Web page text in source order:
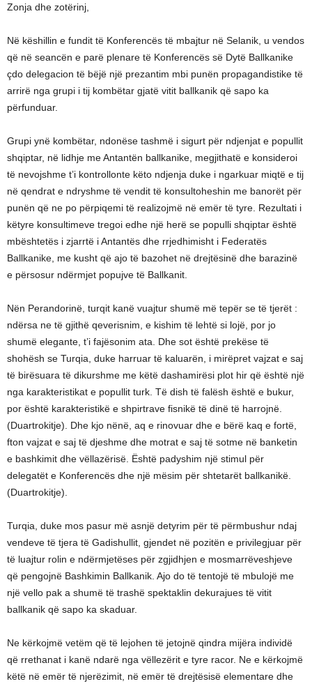
Zonja dhe zotërinj,
Në këshillin e fundit të Konferencës të mbajtur në Selanik, u vendos
që në seancën e parë plenare të Konferencës së Dytë Ballkanike
çdo delegacion të bëjë një prezantim mbi punën propagandistike të
arrirë nga grupi i tij kombëtar gjatë vitit ballkanik që sapo ka
përfunduar.
Grupi ynë kombëtar, ndonëse tashmë i sigurt për ndjenjat e popullit
shqiptar, në lidhje me Antantën ballkanike, megjithatë e konsideroi
të nevojshme t’i kontrollonte këto ndjenja duke i ngarkuar miqtë e tij
në qendrat e ndryshme të vendit të konsultoheshin me banorët për
punën që ne po përpiqemi të realizojmë në emër të tyre. Rezultati i
këtyre konsultimeve tregoi edhe një herë se populli shqiptar është
mbështetës i zjarrtë i Antantës dhe rrjedhimisht i Federatës
Ballkanike, me kusht që ajo të bazohet në drejtësinë dhe barazinë
e përsosur ndërmjet popujve të Ballkanit.
Nën Perandorinë, turqit kanë vuajtur shumë më tepër se të tjerët :
ndërsa ne të gjithë qeverisnim, e kishim të lehtë si lojë, por jo
shumë elegante, t’i fajësonim ata. Dhe sot është prekëse të
shohësh se Turqia, duke harruar të kaluarën, i mirëpret vajzat e saj
të birësuara të dikurshme me këtë dashamirësi plot hir që është një
nga karakteristikat e popullit turk. Të dish të falësh është e bukur,
por është karakteristikë e shpirtrave fisnikë të dinë të harrojnë.
(Duartrokitje). Dhe kjo nënë, aq e rinovuar dhe e bërë kaq e fortë,
fton vajzat e saj të djeshme dhe motrat e saj të sotme në banketin
e bashkimit dhe vëllazërisë. Është padyshim një stimul për
delegatët e Konferencës dhe një mësim për shtetarët ballkanikë.
(Duartrokitje).
Turqia, duke mos pasur më asnjë detyrim për të përmbushur ndaj
vendeve të tjera të Gadishullit, gjendet në pozitën e privilegjuar për
të luajtur rolin e ndërmjetëses për zgjidhjen e mosmarrëveshjeve
që pengojnë Bashkimin Ballkanik. Ajo do të tentojë të mbulojë me
një vello pak a shumë të trashë spektaklin dekurajues të vitit
ballkanik që sapo ka skaduar.
Ne kërkojmë vetëm që të lejohen të jetojnë qindra mijëra individë
që rrethanat i kanë ndarë nga vëllezërit e tyre racor. Ne e kërkojmë
këtë në emër të njerëzimit, në emër të drejtësisë elementare dhe